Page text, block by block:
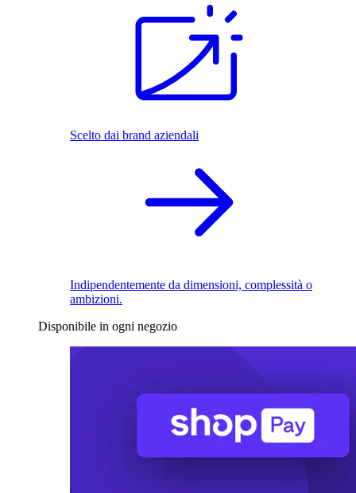
Scelto dai brand aziendali
Indipendentemente da dimensioni, complessità o
ambizioni.
Disponibile in ogni negozio